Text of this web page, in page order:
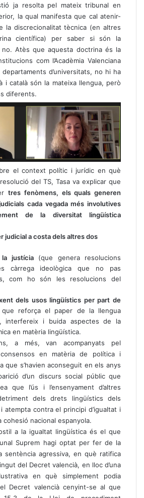
ja resolta pel mateix tribunal en
la qual manifesta que cal atenir-
la discrecionalitat tècnica (en altres
científica) per saber si són la
no. Atès que aquesta doctrina és la
com l’Acadèmia Valenciana
d’universitats, no hi ha
i català són la mateixa llengua, però
diferents.
el context polític i jurídic en què
del TS, Tasa va explicar que
tres fenòmens, els quals generen
cada vegada més involutives
de la diversitat lingüística
judicial a costa dels altres dos
justícia(que genera resolucions
càrrega ideològica que no pas
com ho són les resolucions del
dels usos lingüístics per part de
que reforça el paper de la llengua
interfereix i buida aspectes de la
en matèria lingüística.
a més, van acompanyats pel
en matèria de política i
que s’havien aconseguit en els anys
d’un discurs social públic que
que l’ús i l’ensenyament d’altres
dels drets lingüístics dels
atempta contra el principi d’igualtat i
nacional espanyola.
a la igualtat lingüística és el que
Suprem hagi optat per fer de la
sentència agressiva, en què ratifica
del Decret valencià, en lloc d’una
en què simplement podia
Decret valencià cenyint-se al que